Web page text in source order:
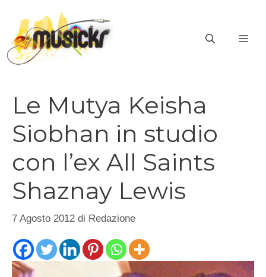
contenuto
Le Mutya Keisha
Siobhan in studio
con l’ex All Saints
Shaznay Lewis
7 Agosto 2012 di Redazione